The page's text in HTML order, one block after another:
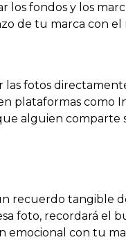
fondos y los
de tu marca con el
fotos
plataformas como
alguien comparte
recuerdo tangible
foto, recordará el
emocional con tu